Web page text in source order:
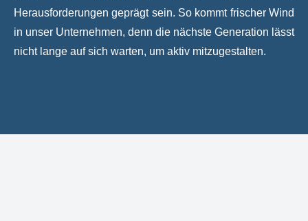
Herausforderungen geprägt sein. So kommt frischer Wind
in unser Unternehmen, denn die nächste Generation lässt
nicht lange auf sich warten, um aktiv mitzugestalten.